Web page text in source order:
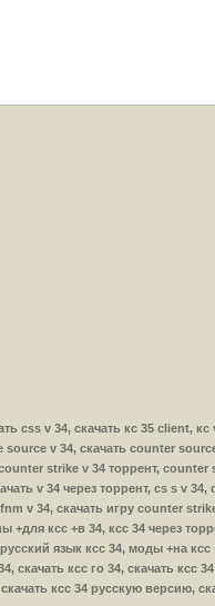
css v 34, скачать кс 35 client,
source v 34, скачать counter
strike v 34 торрент, counter
v 34 через торрент, cs s v 34,
v 34, скачать игру counter
+для ксс +в 34, ксс 34 через
язык ксс 34, моды +на
скачать ксс го 34, скачать ксс
ксс 34 русскую версию,